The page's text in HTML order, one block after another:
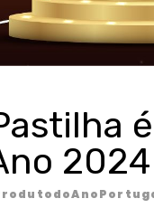
2024